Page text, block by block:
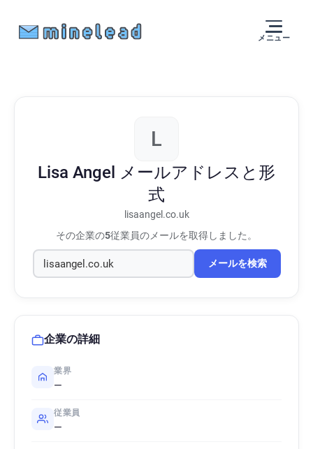
メニュー
L
Lisa Angel メールアドレスと形
式
lisaangel.co.uk
その企業の5従業員のメールを取得しました。
メールを検索
企業の詳細
業界
—
従業員
—